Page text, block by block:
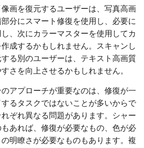
画を復元するユーザーは、写真高画
分にスマート修復を使用し、必要に
、次にカラーマスターを使用してカ
成するかもしれません。スキャンし
る別のユーザーは、テキスト高画質
さを向上させるかもしれません。
アプローチが重要なのは、修復が一
るタスクではないことが多いからで
ぞれ異なる問題があります。シャー
あれば、修復が必要なもの、色が必
明瞭さが必要なものもあります。複